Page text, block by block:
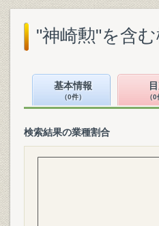
"神崎勲"を含
基本情報
（0件） （0
検索結果の業種割合